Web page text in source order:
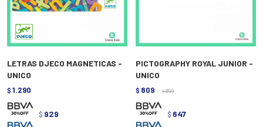
LETRAS DJECO MAGNETICAS -
UNICO
$ 1.290
$ 929
PICTOGRAPHY ROYAL JUNIOR -
UNICO
$ 809 $ 899
$ 647